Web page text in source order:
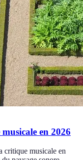
en 2026
critique musicale en